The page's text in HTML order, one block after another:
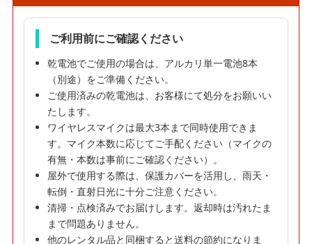
ご利用前にご確認ください
乾電池でご使用の場合は、アルカリ単一電池8本
（別途）をご準備ください。
ご使用済みの乾電池は、お客様にて処分をお願いい
たします。
ワイヤレスマイクは最大3本まで同時使用できま
す。マイク本数に応じてご手配ください（マイクの
有無・本数は事前にご確認ください）。
屋外で使用する際は、保護カバーを活用し、雨天・
転倒・直射日光に十分ご注意ください。
清掃・点検済みでお届けします。返却時は汚れたま
まで問題ありません。
他のレンタル品と同梱すると送料の節約になりま